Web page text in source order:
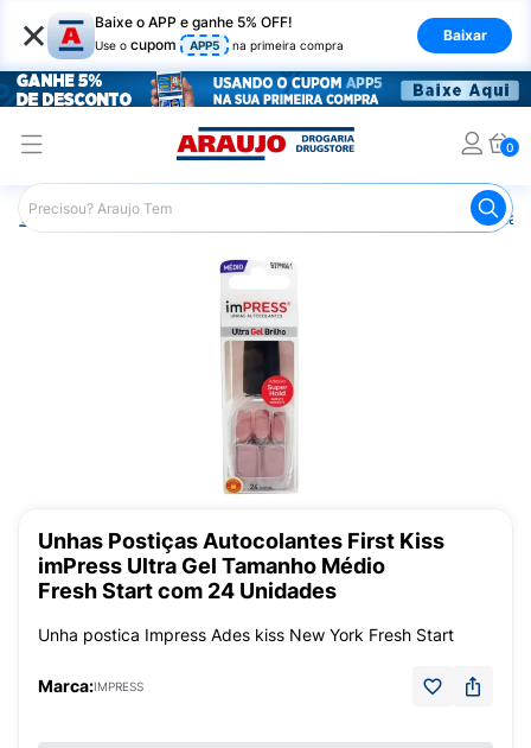
× Baixe o APP e ganhe 5% OFF!
Use o cupom APP5 na primeira compra
Baixar
0
Araujo Beleza e Cuidados
Unhas Postiças Autocolantes First Kiss
imPress Ultra Gel Tamanho Médio
Fresh Start com 24 Unidades
Unha postica Impress Ades kiss New York Fresh Start
Marca:IMPRESS